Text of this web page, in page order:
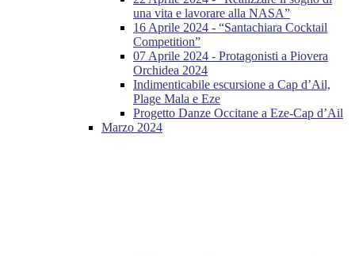
una vita e lavorare alla NASA”
16 Aprile 2024 - “Santachiara Cocktail
Competition”
07 Aprile 2024 - Protagonisti a Piovera
Orchidea 2024
Indimenticabile escursione a Cap d’Ail,
Plage Mala e Eze
Progetto Danze Occitane a Eze-Cap d’Ail
Marzo 2024